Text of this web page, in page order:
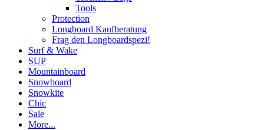
Tools
Protection
Longboard Kaufberatung
Frag den Longboardspezi!
Surf & Wake
SUP
Mountainboard
Snowboard
Snowkite
Chic
Sale
More...